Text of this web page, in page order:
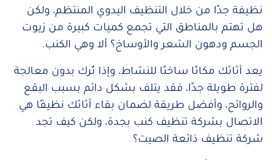
نظيفة جدًا من خلال التنظيف اليدوي المنتظم، ولكن
هل تهتم بالمناطق التي تجمع كميات كبيرة من زيوت
الجسم ودهون الشعر والأوساخ؟ ألا وهي الكنب.
يعد أثاثك مكانًا ساخنًا للنشاط، وإذا تُرك بدون معالجة
لفترة طويلة جدًا، فقد يتلف بشكل دائم بسبب البقع
والروائح، وأفضل طريقة لضمان بقاء أثاثك نظيفًا هي
الاتصال بشركة تنظيف كنب بجدة، ولكن كيف تجد
شركة تنظيف ذائعة الصيت؟